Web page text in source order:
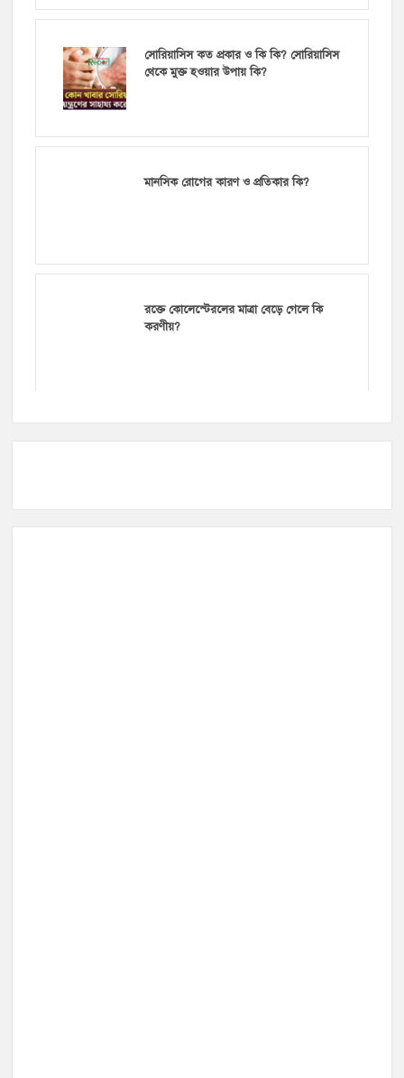
সোরিয়াসিস কত প্রকার ও কি কি? সোরিয়াসিস
থেকে মুক্ত হওয়ার উপায় কি?
মানসিক রোগের কারণ ও প্রতিকার কি?
রক্তে কোলেস্টেরলের মাত্রা বেড়ে গেলে কি
করণীয়?